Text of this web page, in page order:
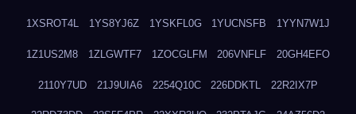
1XSROT4L 1YS8YJ6Z 1YSKFL0G 1YUCNSFB 1YYN7W1J
1Z1US2M8 1ZLGWTF7 1ZOCGLFM 206VNFLF 20GH4EFO
2110Y7UD 21J9UIA6 2254Q10C 226DDKTL 22R2IX7P